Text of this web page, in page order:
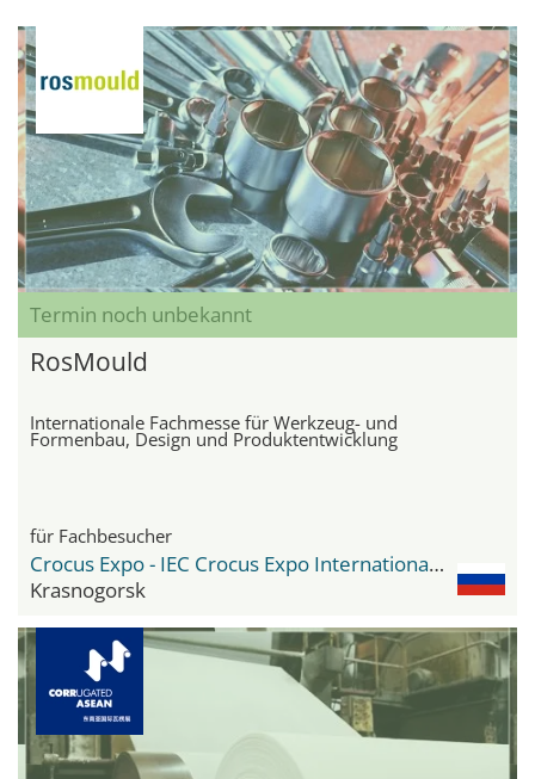
Termin noch unbekannt
RosMould
Internationale Fachmesse für Werkzeug- und
Formenbau, Design und Produktentwicklung
für Fachbesucher
Crocus Expo - IEC Crocus Expo International Exhibition Centre
Krasnogorsk